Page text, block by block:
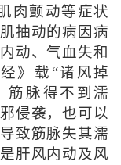
肉颤动等症状
抽动的病因病
动、气血失和
》载“诸风掉
筋脉得不到濡
侵袭，也可以
致筋脉失其濡
肝风内动及风